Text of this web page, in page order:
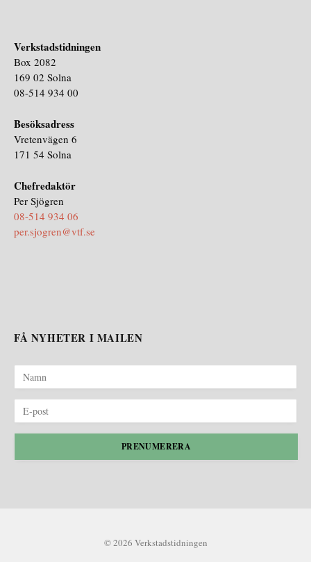
Verkstadstidningen
Box 2082
169 02 Solna
08-514 934 00
Besöksadress
Vretenvägen 6
171 54 Solna
Chefredaktör
Per Sjögren
08-514 934 06
per.sjogren@vtf.se
FÅ NYHETER I MAILEN
PRENUMERERA
© 2026 Verkstadstidningen